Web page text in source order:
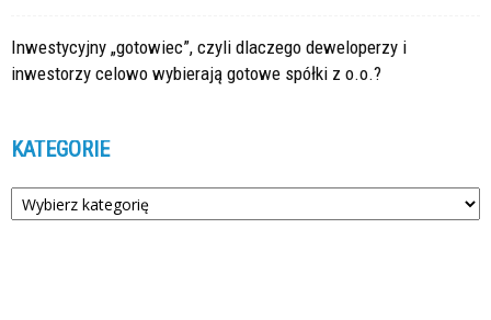
Inwestycyjny „gotowiec”, czyli dlaczego deweloperzy i
inwestorzy celowo wybierają gotowe spółki z o.o.?
KATEGORIE
Kategorie